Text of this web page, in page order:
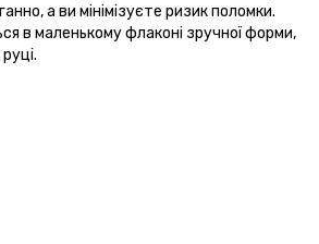
а ви мінімізуєте ризик поломки.
в маленькому флаконі зручної форми,